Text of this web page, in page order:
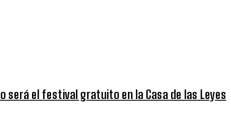
será el festival gratuito en la Casa de las Leyes